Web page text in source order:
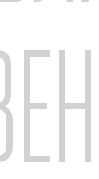
д. 10,